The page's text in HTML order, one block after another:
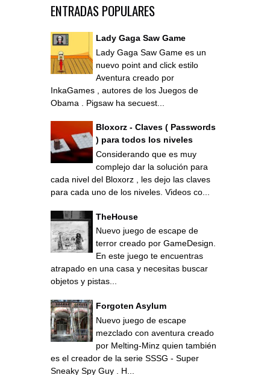
ENTRADAS POPULARES
Lady Gaga Saw Game
Lady Gaga Saw Game es un
nuevo point and click estilo
Aventura creado por
InkaGames , autores de los Juegos de
Obama . Pigsaw ha secuest...
Bloxorz - Claves ( Passwords
) para todos los niveles
Considerando que es muy
complejo dar la solución para
cada nivel del Bloxorz , les dejo las claves
para cada uno de los niveles. Videos co...
TheHouse
Nuevo juego de escape de
terror creado por GameDesign.
En este juego te encuentras
atrapado en una casa y necesitas buscar
objetos y pistas...
Forgoten Asylum
Nuevo juego de escape
mezclado con aventura creado
por Melting-Minz quien también
es el creador de la serie SSSG - Super
Sneaky Spy Guy . H...